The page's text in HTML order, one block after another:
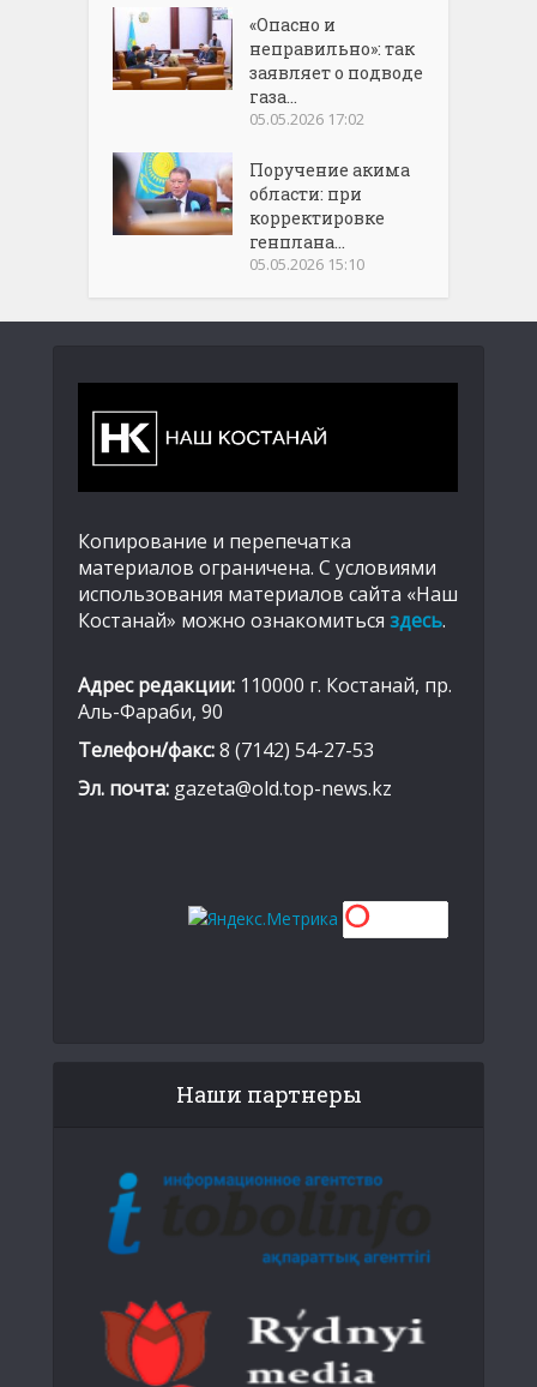
«Опасно и
неправильно»: так
заявляет о подводе
газа...
05.05.2026 17:02
Поручение акима
области: при
корректировке
генплана...
05.05.2026 15:10
Копирование и перепечатка
материалов ограничена. С условиями
использования материалов сайта «Наш
Костанай» можно ознакомиться здесь.
Адрес редакции: 110000 г. Костанай, пр.
Аль-Фараби, 90
Телефон/факс:8 (7142) 54-27-53
Эл. почта: gazeta@old.top-news.kz
Наши партнеры